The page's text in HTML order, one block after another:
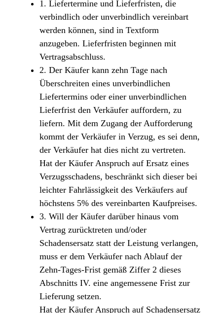
1. Liefertermine und Lieferfristen, die
verbindlich oder unverbindlich vereinbart
werden können, sind in Textform
anzugeben. Lieferfristen beginnen mit
Vertragsabschluss.
2. Der Käufer kann zehn Tage nach
Überschreiten eines unverbindlichen
Liefertermins oder einer unverbindlichen
Lieferfrist den Verkäufer auffordern, zu
liefern. Mit dem Zugang der Aufforderung
kommt der Verkäufer in Verzug, es sei denn,
der Verkäufer hat dies nicht zu vertreten.
Hat der Käufer Anspruch auf Ersatz eines
Verzugsschadens, beschränkt sich dieser bei
leichter Fahrlässigkeit des Verkäufers auf
höchstens 5% des vereinbarten Kaufpreises.
3. Will der Käufer darüber hinaus vom
Vertrag zurücktreten und/oder
Schadensersatz statt der Leistung verlangen,
muss er dem Verkäufer nach Ablauf der
Zehn-Tages-Frist gemäß Ziffer 2 dieses
Abschnitts IV. eine angemessene Frist zur
Lieferung setzen.
Hat der Käufer Anspruch auf Schadensersatz